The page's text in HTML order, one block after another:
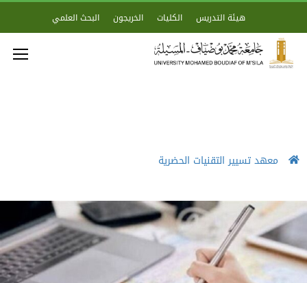
هيئة التدريس الكليات الخريجون البحث العلمي
معهد تسيير التقنيات الحضرية